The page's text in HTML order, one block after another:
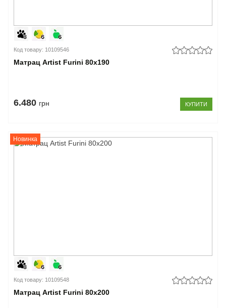
Код товару: 10109546
Матрац Artist Furini 80x190
6.480 грн КУПИТИ
Новинка
Код товару: 10109548
Матрац Artist Furini 80x200